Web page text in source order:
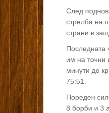
След
стрелба на
страни в
Последната
им на точни
минути до
75:51.
Пореден
8 борби и 3